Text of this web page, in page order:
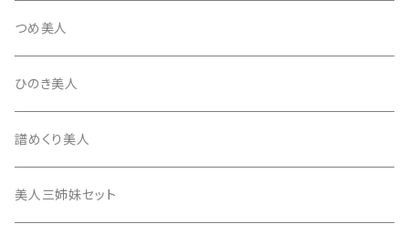
三角柱入
13絃用琴台（低）
13絃用琴台（高）
桐柱箱
消音フェルト
一丁撥入
三角撥入（ファスナー式）
撥
長唄・民謡撥
地唄撥
撥さや
撥滑り止めゴム
ひざゴム・胴ゴム・おひざもと
つめ美人
ひのき美人
譜めくり美人
美人三姉妹セット